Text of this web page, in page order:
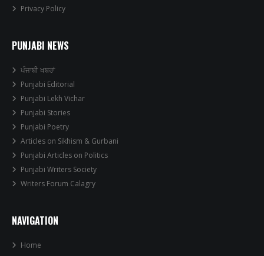
Privacy Policy
PUNJABI NEWS
ਪੰਜਾਬੀ ਖਬਰਾਂ
Punjabi Editorial
Punjabi Lekh Vichar
Punjabi Stories
Punjabi Poetry
Articles on Sikhism & Gurbani
Punjabi Articles on Politics
Punjabi Writers Society
Writers Forum Calagry
NAVIGATION
Home